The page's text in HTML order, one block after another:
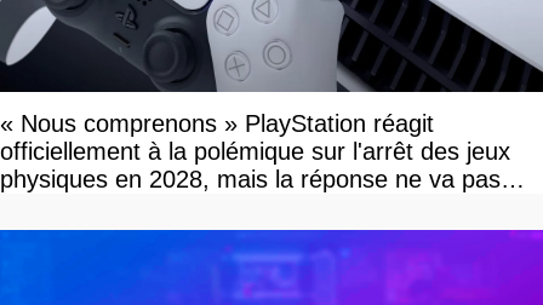
« Nous comprenons » PlayStation réagit
officiellement à la polémique sur l'arrêt des jeux
physiques en 2028, mais la réponse ne va pas